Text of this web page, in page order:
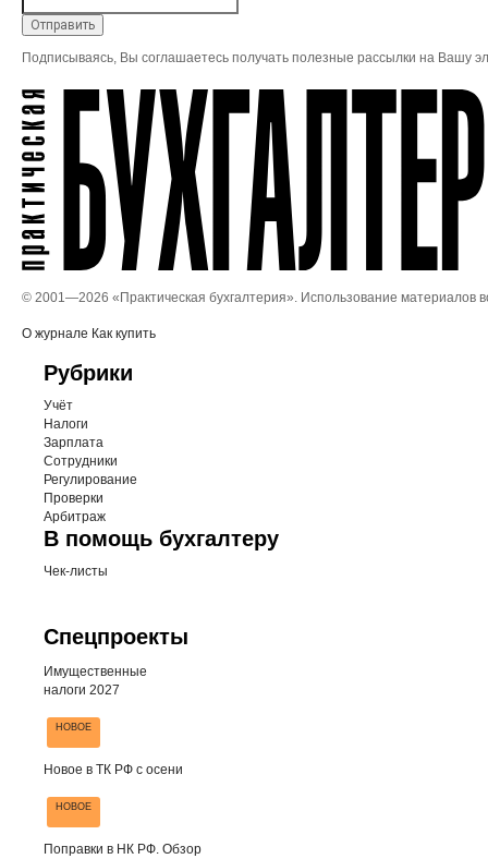
Подписываясь, Вы соглашаетесь получать полезные рассылки на Вашу
© 2001—2026 «Практическая бухгалтерия». Использование
О журнале Как купить
Рубрики
Учёт
Налоги
Зарплата
Сотрудники
Регулирование
Проверки
Арбитраж
В помощь бухгалтеру
Чек-листы
Спецпроекты
Имущественные
налоги 2027
НОВОЕ
Новое в ТК РФ с осени
НОВОЕ
Поправки в НК РФ. Обзор